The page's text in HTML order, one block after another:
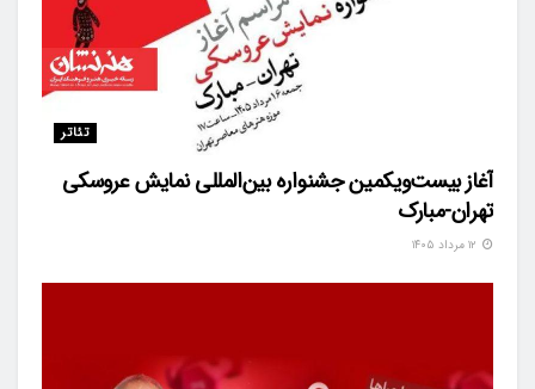
تئاتر
آغاز بیست‌ویکمین جشنواره بین‌المللی نمایش عروسکی
تهران-مبارک